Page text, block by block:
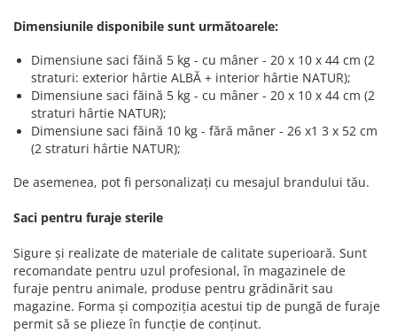
Dimensiunile disponibile sunt următoarele:
Dimensiune saci făină 5 kg - cu mâner - 20 x 10 x 44 cm (2
straturi: exterior hârtie ALBĂ + interior hârtie NATUR);
Dimensiune saci făină 5 kg - cu mâner - 20 x 10 x 44 cm (2
straturi hârtie NATUR);
Dimensiune saci făină 10 kg - fără mâner - 26 x1 3 x 52 cm
(2 straturi hârtie NATUR);
De asemenea, pot fi personalizați cu mesajul brandului tău.
Saci pentru furaje sterile
Sigure și realizate de materiale de calitate superioară. Sunt
recomandate pentru uzul profesional, în magazinele de
furaje pentru animale, produse pentru grădinărit sau
magazine. Forma și compoziția acestui tip de pungă de furaje
permit să se plieze în funcție de conținut.